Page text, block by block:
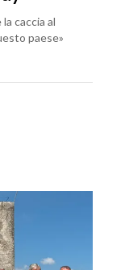
caccia al
paese»